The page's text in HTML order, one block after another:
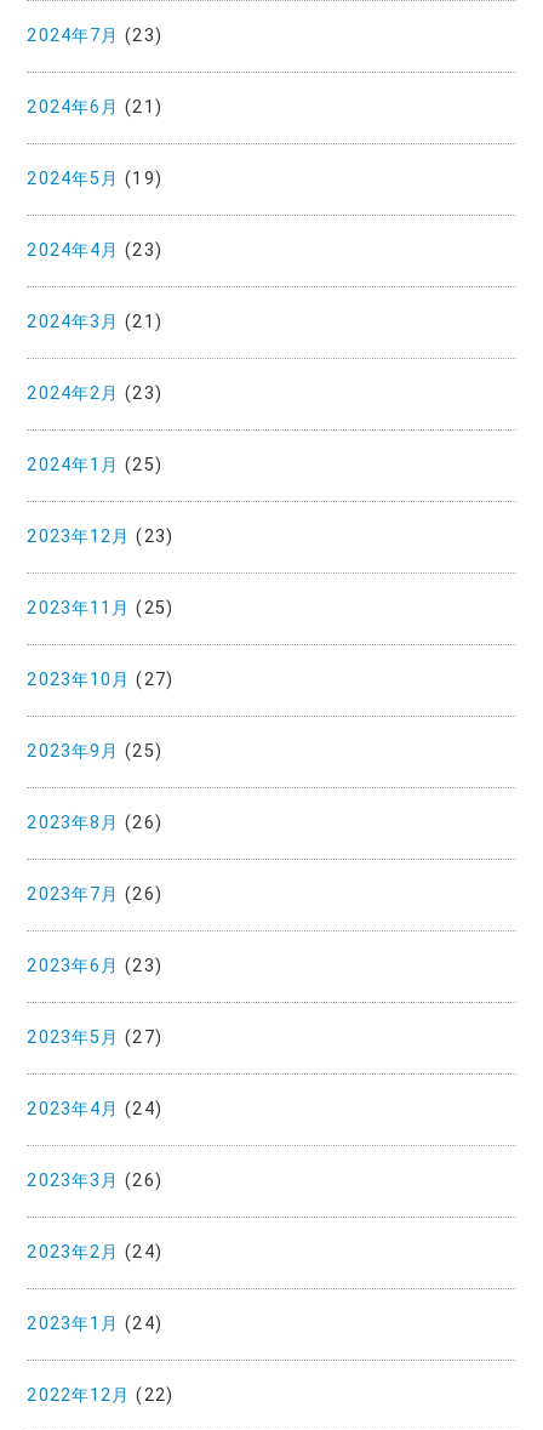
2024年7月 (23)
2024年6月 (21)
2024年5月 (19)
2024年4月 (23)
2024年3月 (21)
2024年2月 (23)
2024年1月 (25)
2023年12月 (23)
2023年11月 (25)
2023年10月 (27)
2023年9月 (25)
2023年8月 (26)
2023年7月 (26)
2023年6月 (23)
2023年5月 (27)
2023年4月 (24)
2023年3月 (26)
2023年2月 (24)
2023年1月 (24)
2022年12月 (22)